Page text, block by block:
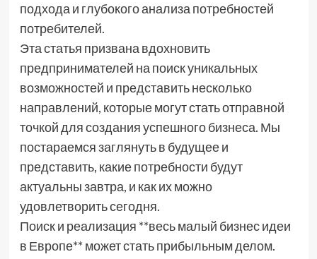
подхода и глубокого анализа потребностей
потребителей.
Эта статья призвана вдохновить
предпринимателей на поиск уникальных
возможностей и представить несколько
направлений, которые могут стать отправной
точкой для создания успешного бизнеса. Мы
постараемся заглянуть в будущее и
представить, какие потребности будут
актуальны завтра, и как их можно
удовлетворить сегодня.
Поиск и реализация **весь малый бизнес идеи
в Европе** может стать прибыльным делом.